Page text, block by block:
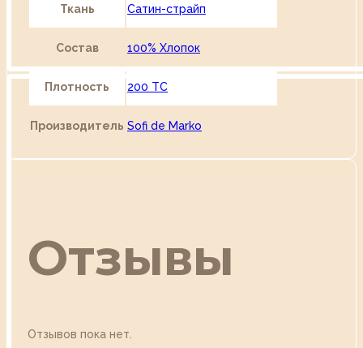
Ткань Сатин-страйп
Состав 100% Хлопок
Плотность 200 TC
Производитель Sofi de Marko
Отзывы
Отзывов пока нет.